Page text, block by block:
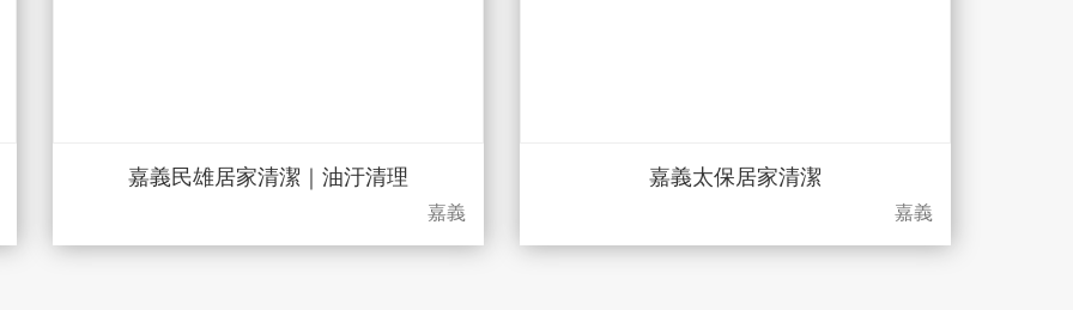
嘉義民雄居家清潔｜油汙清理
嘉義
嘉義太保居家清潔
嘉義